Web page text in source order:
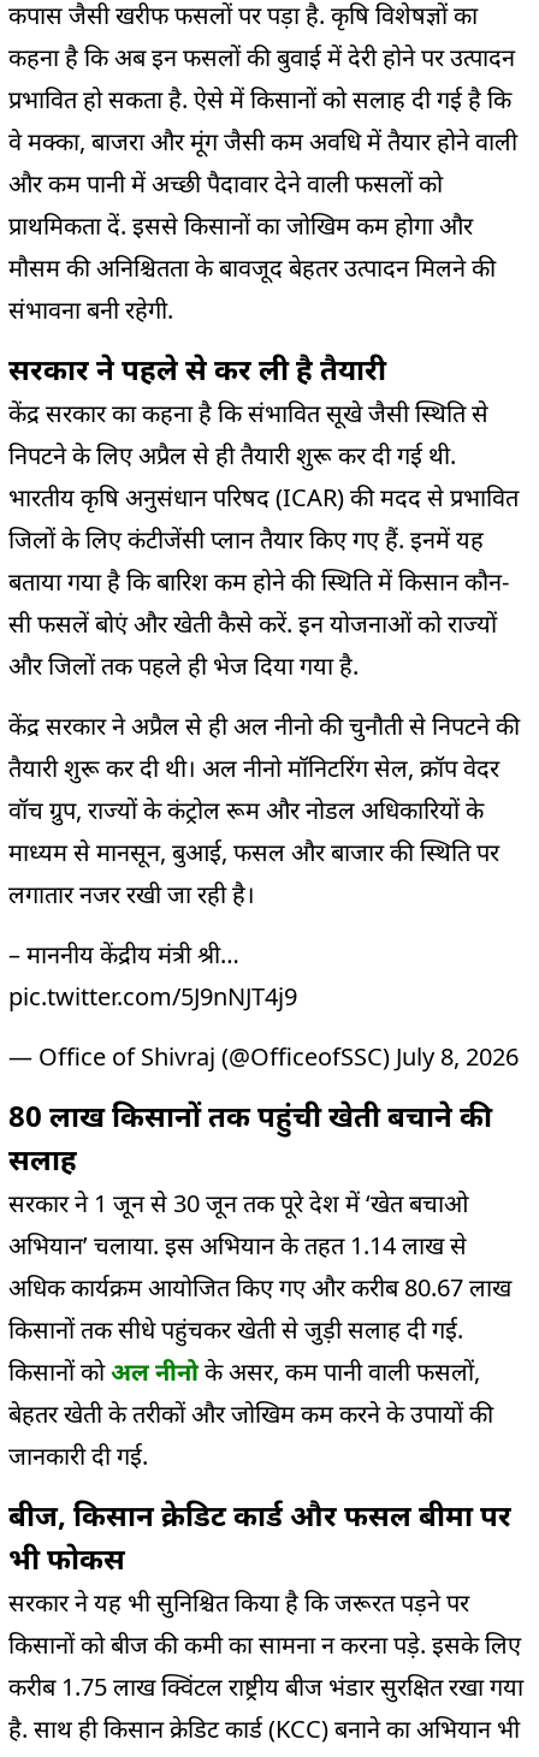
कपास जैसी खरीफ फसलों पर पड़ा है. कृषि विशेषज्ञों का
कहना है कि अब इन फसलों की बुवाई में देरी होने पर उत्पादन
प्रभावित हो सकता है. ऐसे में किसानों को सलाह दी गई है कि
वे मक्का, बाजरा और मूंग जैसी कम अवधि में तैयार होने वाली
और कम पानी में अच्छी पैदावार देने वाली फसलों को
प्राथमिकता दें. इससे किसानों का जोखिम कम होगा और
मौसम की अनिश्चितता के बावजूद बेहतर उत्पादन मिलने की
संभावना बनी रहेगी.
सरकार ने पहले से कर ली है तैयारी
केंद्र सरकार का कहना है कि संभावित सूखे जैसी स्थिति से
निपटने के लिए अप्रैल से ही तैयारी शुरू कर दी गई थी.
भारतीय कृषि अनुसंधान परिषद (ICAR) की मदद से प्रभावित
जिलों के लिए कंटीजेंसी प्लान तैयार किए गए हैं. इनमें यह
बताया गया है कि बारिश कम होने की स्थिति में किसान कौन-
सी फसलें बोएं और खेती कैसे करें. इन योजनाओं को राज्यों
और जिलों तक पहले ही भेज दिया गया है.
केंद्र सरकार ने अप्रैल से ही अल नीनो की चुनौती से निपटने की
तैयारी शुरू कर दी थी। अल नीनो मॉनिटरिंग सेल, क्रॉप वेदर
वॉच ग्रुप, राज्यों के कंट्रोल रूम और नोडल अधिकारियों के
माध्यम से मानसून, बुआई, फसल और बाजार की स्थिति पर
लगातार नजर रखी जा रही है।
– माननीय केंद्रीय मंत्री श्री…
pic.twitter.com/5J9nNJT4j9
— Office of Shivraj (@OfficeofSSC) July 8, 2026
80 लाख किसानों तक पहुंची खेती बचाने की
सलाह
सरकार ने 1 जून से 30 जून तक पूरे देश में ‘खेत बचाओ
अभियान’ चलाया. इस अभियान के तहत 1.14 लाख से
अधिक कार्यक्रम आयोजित किए गए और करीब 80.67 लाख
किसानों तक सीधे पहुंचकर खेती से जुड़ी सलाह दी गई.
किसानों कोअल नीनोके असर, कम पानी वाली फसलों,
बेहतर खेती के तरीकों और जोखिम कम करने के उपायों की
जानकारी दी गई.
बीज, किसान क्रेडिट कार्ड और फसल बीमा पर
भी फोकस
सरकार ने यह भी सुनिश्चित किया है कि जरूरत पड़ने पर
किसानों को बीज की कमी का सामना न करना पड़े. इसके लिए
करीब 1.75 लाख क्विंटल राष्ट्रीय बीज भंडार सुरक्षित रखा गया
है. साथ ही किसान क्रेडिट कार्ड (KCC) बनाने का अभियान भी